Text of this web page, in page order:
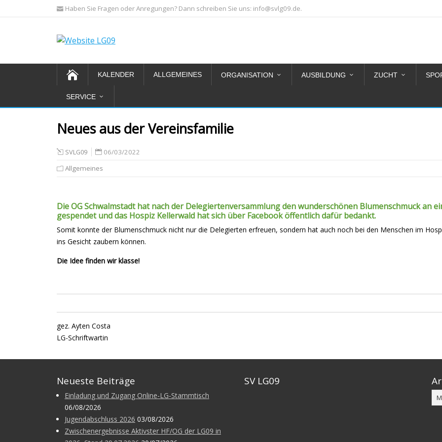
Haben Sie Fragen oder Anregungen? Dann schreiben Sie uns: info@svlg09.de.
KALENDER ALLGEMEINES ORGANISATION AUSBILDUNG ZUCHT
SERVICE
Neues aus der Vereinsfamilie
SVLG09
06/03/2022
Allgemeines
Die OG Schwalmstadt hat nach der Delegiertenversammlung den wunderschönen Blumenschmuck an
gespendet und das Hospiz Kellerwald hat sich über Facebook öffentlich dafür bedankt.
Somit konnte der Blumenschmuck nicht nur die Delegierten erfreuen, sondern hat auch noch bei den Menschen im
ins Gesicht zaubern können.
Die Idee finden wir klasse!
gez. Ayten Costa
LG-Schriftwartin
Neueste Beiträge
Einladung und Zugang Online-LG-Stammtisch
06/08/2026
Jugendabschluss 2026 03/08/2026
Zwischenergebnisse Aktivster HF/OG der LG09 in
SV LG09